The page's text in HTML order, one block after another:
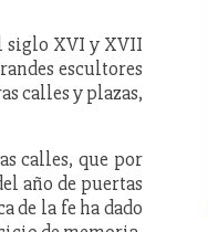
siglo XVI y XVII
escultores
calles y plazas,
calles, que por
año de puertas
de la fe ha dado